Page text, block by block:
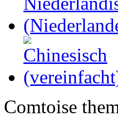
Comtoise